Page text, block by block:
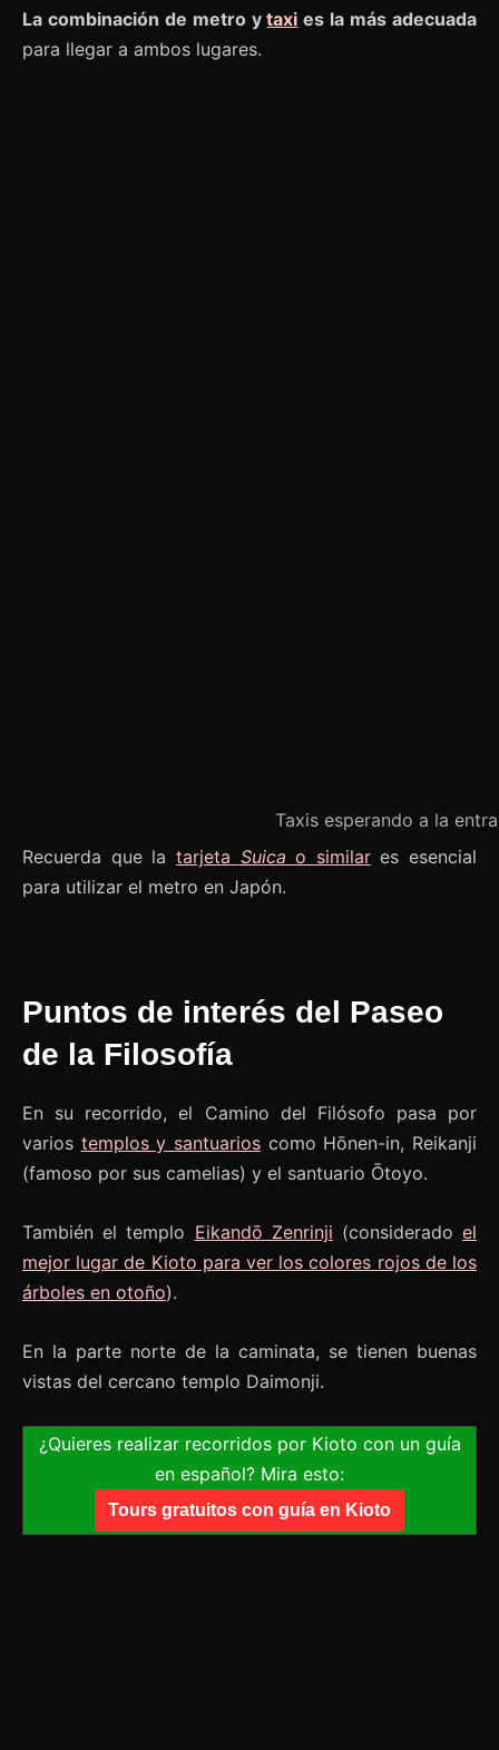
La combinación de metro ytaxi es la más adecuada
para llegar a ambos lugares.
Taxis esperando a la
Recuerda que la tarjeta Suicao similares esencial
para utilizar el metro en Japón.
Puntos de interés del Paseo
de la Filosofía
En su recorrido, el Camino del Filósofo pasa por
varios templos y santuarios como Hōnen-in, Reikanji
(famoso por sus camelias) y el santuario Ōtoyo.
También el templo Eikandō Zenrinji (consideradoel
mejor lugar de Kioto para ver los colores rojos de los
árboles en otoño).
En la parte norte de la caminata, se tienen buenas
vistas del cercano templo Daimonji.
¿Quieres realizar recorridos por Kioto con un guía
en español? Mira esto:
Tours gratuitos con guía en Kioto